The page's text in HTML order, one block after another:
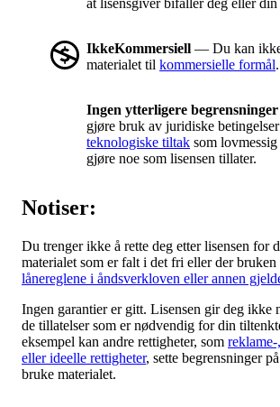
at lisensgiver bifaller deg eller
IkkeKommersiell — Du kan
materialet til kommersielle formål.
Ingen ytterligere begrensninger
gjøre bruk av juridiske
teknologiske tiltak som
gjøre noe som lisensen tillater.
Notiser:
Du trenger ikke å rette deg etter lisensen for
materialet som er falt i det fri eller der
lånereglene i åndsverkloven eller annen
Ingen garantier er gitt. Lisensen gir deg ikke
de tillatelser som er nødvendig for din
eksempel kan andre rettigheter, som
eller ideelle rettigheter, sette begrensninger
bruke materialet.